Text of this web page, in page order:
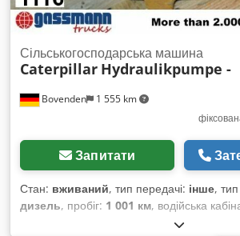
Bovenden 1 555 km
Сільськогосподарська машина
Caterpillar Hydraulikpumpe -
Запитати
Стан: вживаний, тип передачі: інше,
дизель, пробіг: 1 001 км, водійська